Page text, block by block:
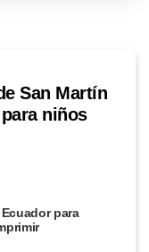
San Martín
niños
para